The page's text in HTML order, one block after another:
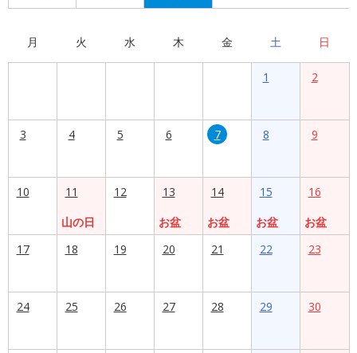
月 火 水 木 金 土 日
1 2
3 4 5 6 7 8 9
10
11
山の日
12
13
お盆
14
お盆
15
お盆
16
お盆
17
18 19 20 21 22 23
24 25 26 27 28 29 30